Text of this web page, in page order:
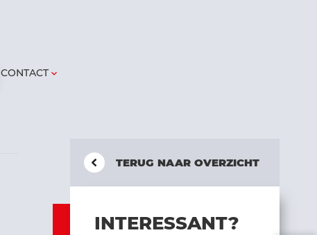
CONTACTkeyboard_arrow_down
TERUG NAAR OVERZICHT
INTERESSANT?